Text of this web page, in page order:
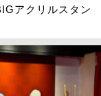
アクリルスタン